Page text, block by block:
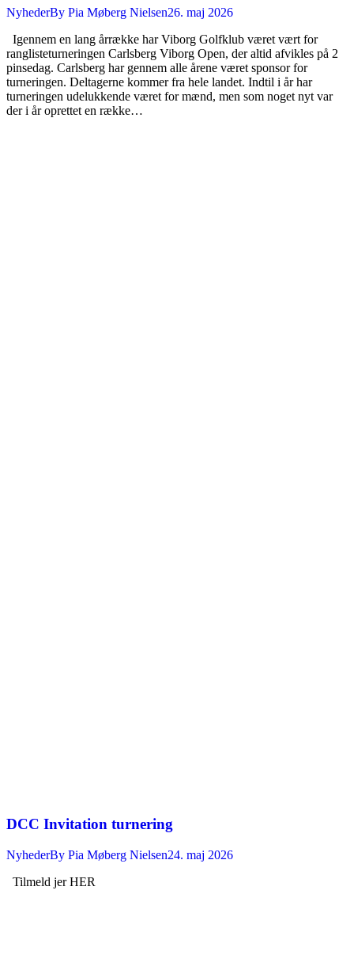
NyhederBy Pia Møberg Nielsen26. maj 2026
Igennem en lang årrække har Viborg Golfklub været vært for
ranglisteturneringen Carlsberg Viborg Open, der altid afvikles på 2
pinsedag. Carlsberg har gennem alle årene været sponsor for
turneringen. Deltagerne kommer fra hele landet. Indtil i år har
turneringen udelukkende været for mænd, men som noget nyt var
der i år oprettet en række…
DCC Invitation turnering
NyhederBy Pia Møberg Nielsen24. maj 2026
Tilmeld jer HER